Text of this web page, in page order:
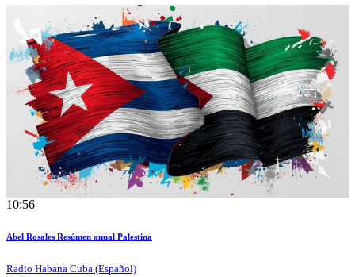
10:56
Abel Rosales Resúmen anual Palestina
Radio Habana Cuba (Español)